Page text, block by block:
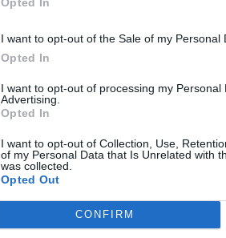
I want to opt-out of the Sale of my Personal
Opted In
I want to opt-out of processing my Personal
Advertising.
Opted In
I want to opt-out of Collection, Use,
of my Personal Data that Is Unrelated with
was collected.
Opted Out
CONFIRM